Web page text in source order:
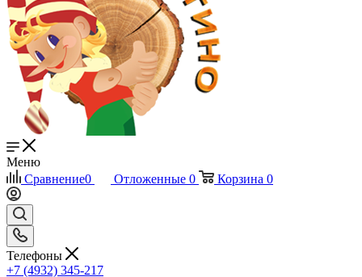
Меню
Сравнение0 Отложенные 0 Корзина 0
Телефоны
+7 (4932) 345-217